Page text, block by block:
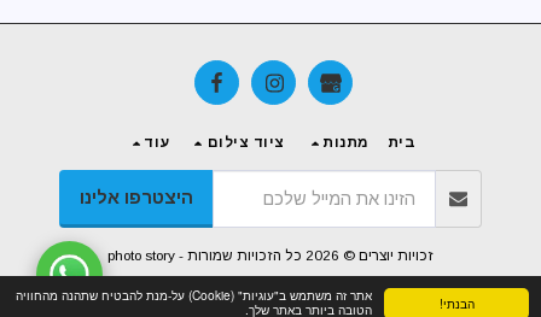
הבנתי!
אתר זה משתמש ב"עוגיות" (Cookie) על-מנת להבטיח שתהנה מהחוויה
הטובה ביותר באתר שלך.
בית מתנות ציוד צילום עוד
היצטרפו אלינו
זכויות יוצרים © 2026 כל הזכויות שמורות - photo story